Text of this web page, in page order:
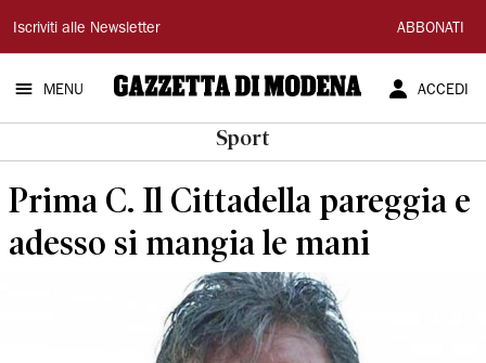
Gazzetta
di
Modena
Iscriviti alle Newsletter ABBONATI
MENU ACCEDI
Sport
Prima C. Il Cittadella pareggia e
adesso si mangia le mani